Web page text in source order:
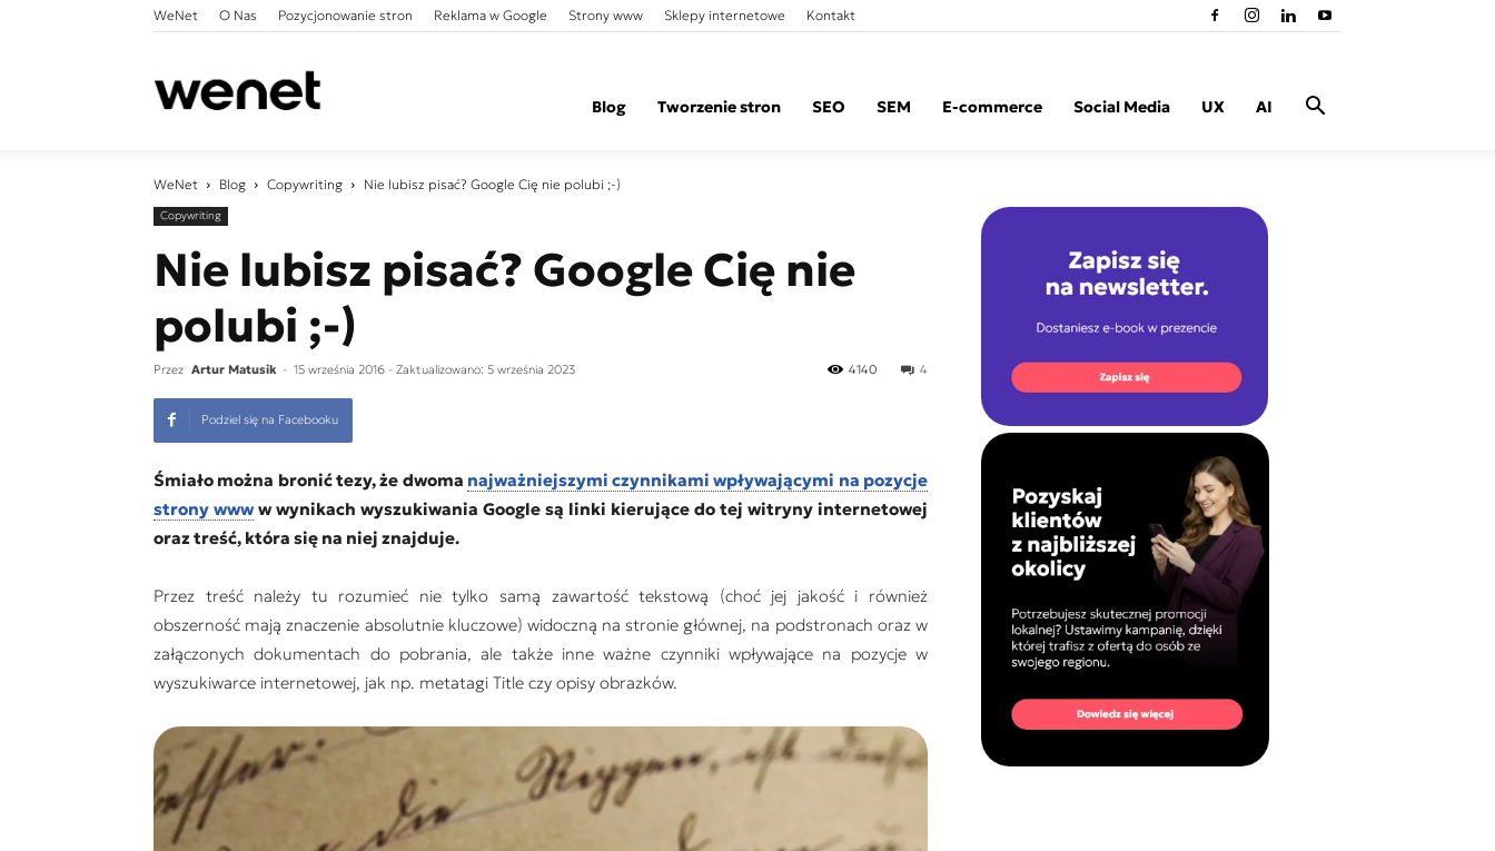
WeNet O Nas Pozycjonowanie stron Reklama w Google Strony www Sklepy internetowe Kontakt
Blog
Tworzenie stron SEO SEM E-commerce Social Media UX AI
WeNet Blog Copywriting Nie lubisz pisać? Google Cię nie polubi ;-)
Copywriting
Nie lubisz pisać? Google Cię nie
polubi ;-)
Przez Artur Matusik - 15 września 2016 - Zaktualizowano: 5 września 2023 4
4140
Podziel się na Facebooku
Śmiało można bronić tezy, że dwoma najważniejszymi czynnikami wpływającymi na pozycje
strony wwww wynikach wyszukiwania Google są linki kierujące do tej witryny internetowej
oraz treść, która się na niej znajduje.
Przez treść należy tu rozumieć nie tylko samą zawartość tekstową (choć jej jakość i również
obszerność mają znaczenie absolutnie kluczowe) widoczną na stronie głównej, na podstronach oraz w
załączonych dokumentach do pobrania, ale także inne ważne czynniki wpływające na pozycje w
wyszukiwarce internetowej, jak np. metatagi Title czy opisy obrazków.